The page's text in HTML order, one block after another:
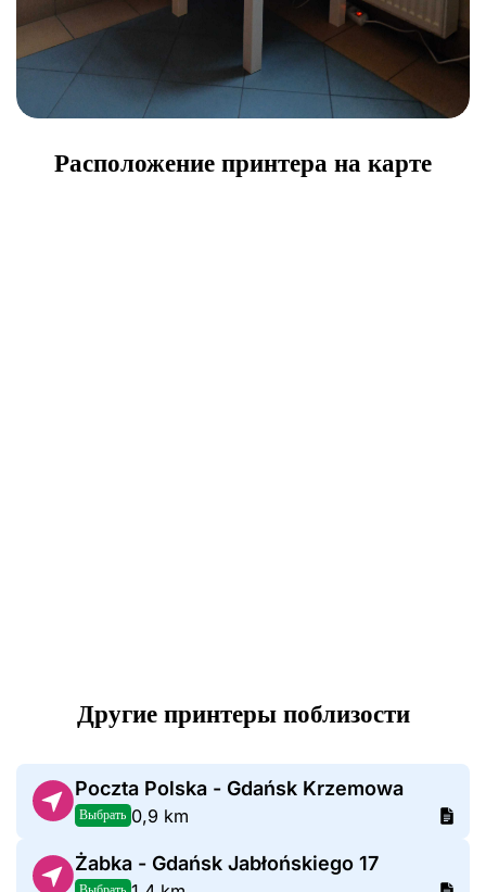
Расположение принтера на карте
Другие принтеры поблизости
Poczta Polska - Gdańsk Krzemowa
Выбрать 0,9 km
Żabka - Gdańsk Jabłońskiego 17